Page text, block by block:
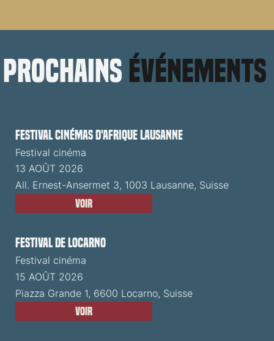
prochains événements
Festival cinémas d'Afrique Lausanne
Festival cinéma
13 AOÛT 2026
All. Ernest-Ansermet 3, 1003 Lausanne, Suisse
Voir
Festival de Locarno
Festival cinéma
15 AOÛT 2026
Piazza Grande 1, 6600 Locarno, Suisse
Voir